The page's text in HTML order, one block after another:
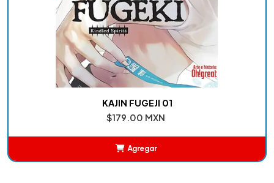
KAJIN FUGEJI 01
$179.00 MXN
Agregar